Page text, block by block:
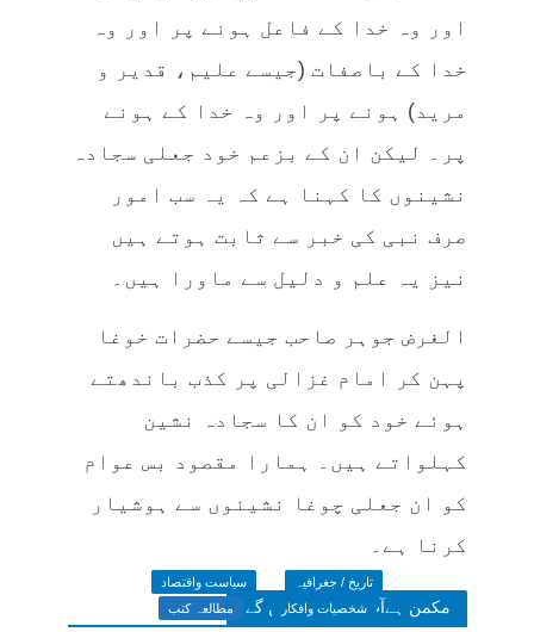
اور وہ خدا کے فاعل ہونے پر اور وہ
خدا کے باصفات (جیسے علیم، قدیر و
مرید) ہونے پر اور وہ خدا کے ہونے
پر۔ لیکن ان کے بزعم خود جعلی سجادہ
نشینوں کا کہنا ہے کہ یہ سب امور
صرف نبی کی خبر سے ثابت ہوتے ہیں
نیز یہ علم و دلیل سے ماورا ہیں۔
الغرض جوہر صاحب جیسے حضرات خوغا
پہن کر امام غزالی پر کذب باندھتے
ہوئے خود کو ان کا سجادہ نشین
کہلواتے ہیں۔ ہمارا مقصود بس عوام
کو ان جعلی چوغا نشینوں سے ہوشیار
کرنا ہے۔
مکمن ہےآپ پسند فرمائیں گے
تاریخ / جغرافیہ
سیاست واقتصاد
شخصیات وافکار
مطالعہ کتب